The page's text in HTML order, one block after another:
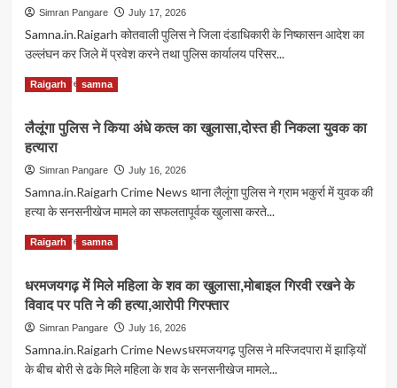
की
700
सीटों
22
शुरू
होगी
आवेदन
Simran Pangare July 17, 2026
Samna.in.Raigarh कोतवाली पुलिस ने जिला दंडाधिकारी के निष्कासन आदेश का
उल्लंघन कर जिले में प्रवेश करने तथा पुलिस कार्यालय परिसर...
Read MoreRead
more
जिला
ने
पुलिस
में
हंगामा,कोतवाली
पुलिस
कार्रवाई
कर
भेजा
Raigarh samna
लैलूंगा पुलिस ने किया अंधे कत्ल का खुलासा,दोस्त ही निकला युवक का
हत्यारा
Simran Pangare July 16, 2026
Samna.in.Raigarh Crime News थाना लैलूंगा पुलिस ने ग्राम भकुर्रा में युवक की
हत्या के सनसनीखेज मामले का सफलतापूर्वक खुलासा करते...
Read MoreRead
more
लैलूंगा
पुलिस
अंधे
कत्ल
Raigarh samna
धरमजयगढ़ में मिले महिला के शव का खुलासा,मोबाइल गिरवी रखने के
विवाद पर पति ने की हत्या,आरोपी गिरफ्तार
Simran Pangare July 16, 2026
Samna.in.Raigarh Crime Newsधरमजयगढ़ पुलिस ने मस्जिदपारा में झाड़ियों
के बीच बोरी से ढके मिले महिला के शव के सनसनीखेज मामले...